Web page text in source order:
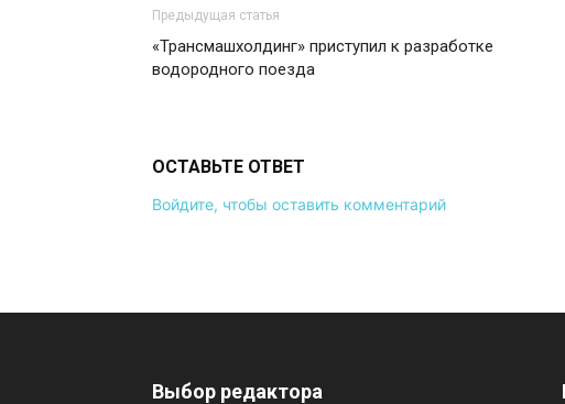
Предыдущая статья
«Трансмашхолдинг» приступил к разработке
водородного поезда
ОСТАВЬТЕ ОТВЕТ
Войдите, чтобы оставить комментарий
Выбор редактора